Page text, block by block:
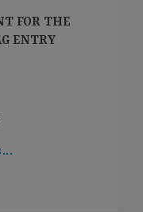
FOR THE
ENTRY